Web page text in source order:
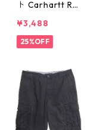
ト Carhartt RE
ク カーゴショ
ートパンツ ハ
記：34 gd40
9674n w60608
¥3,488
25%OFF